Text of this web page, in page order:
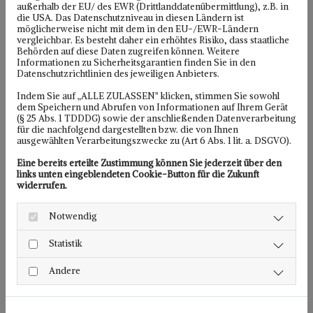
Dadurch lassen sich auch langfristige Planungen für
die Zukunft optimal ausrichten, die weit über rein
steuerliche Angelegenheiten hinausgehen.
Die Steuerkanzlei Angelika Scharn
erstellt in Bad Düben Gutachten für
steuerliche Sachverhalte
Für unterschiedlichste Situationen müssen
steuerliche Angelegenheiten in Gutachten
dargestellt werden. Sie dienen als Grundlage für
strategische Entscheidungen in der
Unternehmensentwicklung. Sie sind Grundlage von
Verhandlungen mit Banken, Partnern, Teilhabern,
den Finanzbehörden oder auch bei
außerhalb der EU/ des EWR (Drittlanddatenübermittlung), z.B. in
die USA. Das Datenschutzniveau in diesen Ländern ist
möglicherweise nicht mit dem in den EU-/EWR-Ländern
vergleichbar. Es besteht daher ein erhöhtes Risiko, dass staatliche
Behörden auf diese Daten zugreifen können. Weitere
Informationen zu Sicherheitsgarantien finden Sie in den
Datenschutzrichtlinien des jeweiligen Anbieters.
Indem Sie auf „ALLE ZULASSEN" klicken, stimmen Sie sowohl
dem Speichern und Abrufen von Informationen auf Ihrem Gerät
(§ 25 Abs. 1 TDDDG) sowie der anschließenden Datenverarbeitung
für die nachfolgend dargestellten bzw. die von Ihnen
ausgewählten Verarbeitungszwecke zu (Art 6 Abs. 1 lit. a. DSGVO).
Eine bereits erteilte Zustimmung können Sie jederzeit über den
links unten eingeblendeten Cookie-Button für die Zukunft
widerrufen.
Notwendig
Statistik
Andere